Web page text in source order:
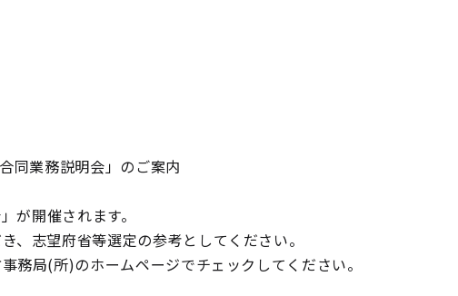
同業務説明会」のご案内
が開催されます。
、志望府省等選定の参考としてください。
務局(所)のホームページでチェックしてください。